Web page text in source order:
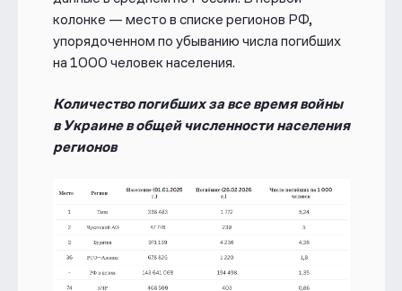
колонке — место в списке регионов РФ,
упорядоченном по убыванию числа погибших
на 1000 человек населения.
Количество погибших за все время войны
в Украине в общей численности населения
регионов